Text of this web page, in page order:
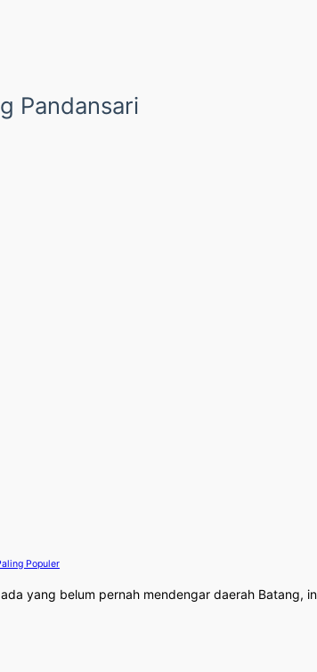
Pandansari
Populer
yang belum pernah mendengar daerah Batang,